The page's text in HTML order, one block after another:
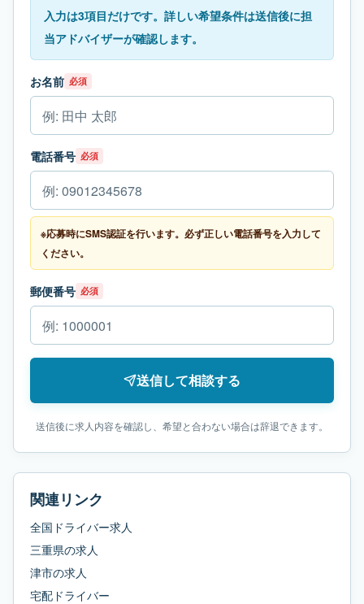
入力は3項目だけです。詳しい希望条件は送信後に担
当アドバイザーが確認します。
お名前 必須
電話番号 必須
※応募時にSMS認証を行います。必ず正しい電話番号を入力して
ください。
郵便番号 必須
送信して相談する
送信後に求人内容を確認し、希望と合わない場合は辞退できます。
関連リンク
全国ドライバー求人
三重県の求人
津市の求人
宅配ドライバー